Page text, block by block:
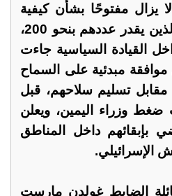
يزال مفتوحًا بشأن كيفية
التعامل مع المقاتلين الذين يقدر عددهم بنحو 200،
القيادة السياسية جاءت
مبدئية على السماح
مقابل تسليم سلاحهم، قبل
ضغط وزراء اليمين، ويعلن
بإبقائهم داخل المناطق
الإسرائيلي.
الضابط غولدن مارست